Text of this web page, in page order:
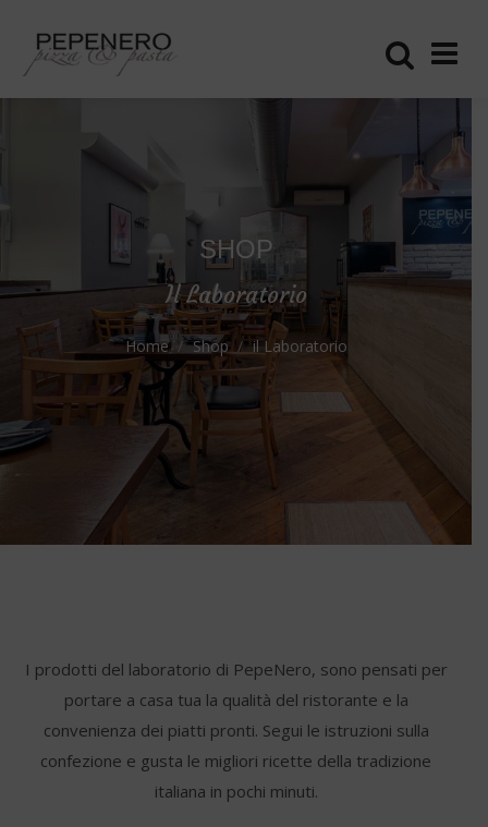
SHOP
Il Laboratorio
Home Shop il Laboratorio
I prodotti del laboratorio di PepeNero, sono pensati per
portare a casa tua la qualità del ristorante e la
convenienza dei piatti pronti. Segui le istruzioni sulla
confezione e gusta le migliori ricette della tradizione
italiana in pochi minuti.